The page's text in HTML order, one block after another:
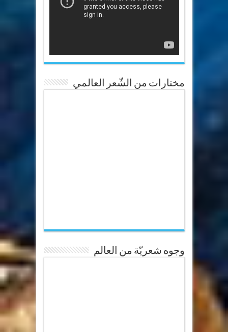
مختارات من الشّعر العالمي
وجوه شعريّة من العالم